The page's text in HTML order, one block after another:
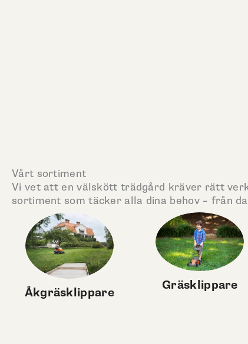
Vårt sortiment
Vi vet att en välskött trädgård kräver rätt
sortiment som täcker alla dina behov – från
Åkgräsklippare Gräsklippare